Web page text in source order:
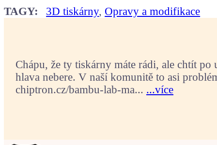
TAGY: 3D tiskárny, Opravy a modifikace
Chápu, že ty tiskárny máte rádi, ale chtít
hlava nebere. V naší komunitě to asi
chiptron.cz/bambu-lab-ma... ...více